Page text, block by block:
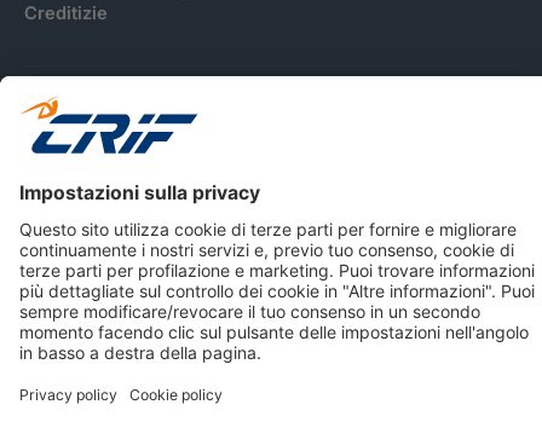
Creditizie
© 2026 CRIF S.p.A. Tutti i diritti riservati.
Via della Beverara, 21 / 40131 Bologna / Italy Cap. Soc.
sottoscritto € 51.941.235,00 di cui versato € 51.806.190,00 |
R.E.A. n° 410952 | Reg. Impr. Bo, C.F. e P.IVA 02083271201
Società soggetta all'attività di direzione e coordinamento di
CRIBIS Holding S.r.l., Società con unico socio
Società con Sistema di Gestione Certificato da DNV ISO 9001,
ISO 45001, ISO/IEC 27001, ISO14001